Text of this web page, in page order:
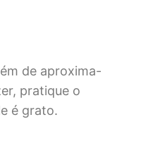
de aproxima-
pratique o
é grato.